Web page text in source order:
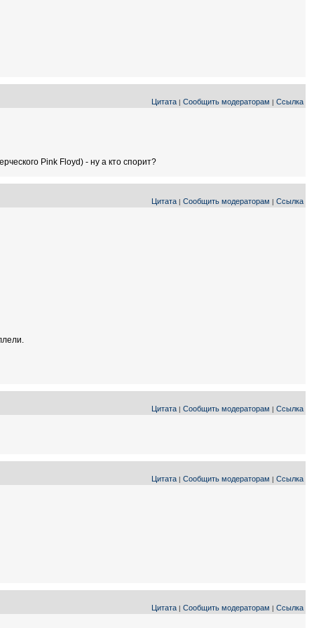
Цитата | Сообщить модераторам | Ссылка
Pink Floyd) - ну а кто спорит?
Цитата | Сообщить модераторам | Ссылка
Цитата | Сообщить модераторам | Ссылка
Цитата | Сообщить модераторам | Ссылка
Цитата | Сообщить модераторам | Ссылка